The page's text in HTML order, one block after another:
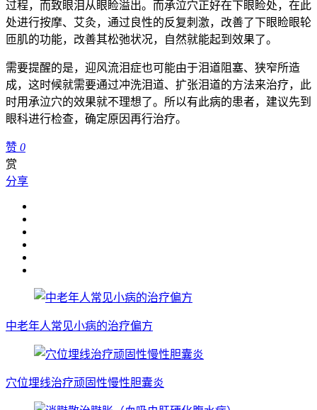
过程，而致眼泪从眼睑溢出。而承泣穴正好在下眼睑处，在此
处进行按摩、艾灸，通过良性的反复刺激，改善了下眼睑眼轮
匝肌的功能，改善其松弛状况，自然就能起到效果了。
需要提醒的是，迎风流泪症也可能由于泪道阻塞、狭窄所造
成，这时候就需要通过冲洗泪道、扩张泪道的方法来治疗，此
时用承泣穴的效果就不理想了。所以有此病的患者，建议先到
眼科进行检查，确定原因再行治疗。
赞 0
赏
分享
中老年人常见小病的治疗偏方
穴位埋线治疗顽固性慢性胆囊炎